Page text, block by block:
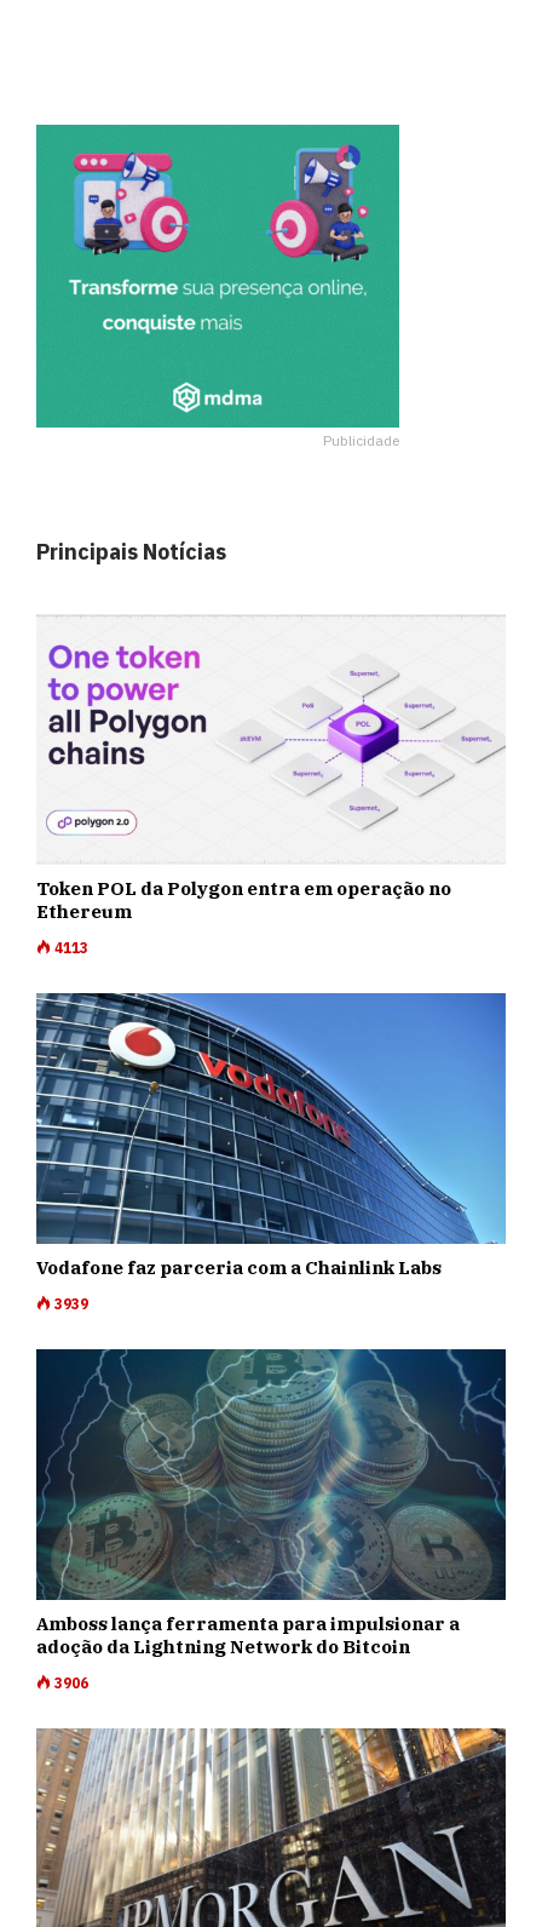
Publicidade
Principais Notícias
Token POL da Polygon entra em operação no
Ethereum
4113
Vodafone faz parceria com a Chainlink Labs
3939
Amboss lança ferramenta para impulsionar a
adoção da Lightning Network do Bitcoin
3906